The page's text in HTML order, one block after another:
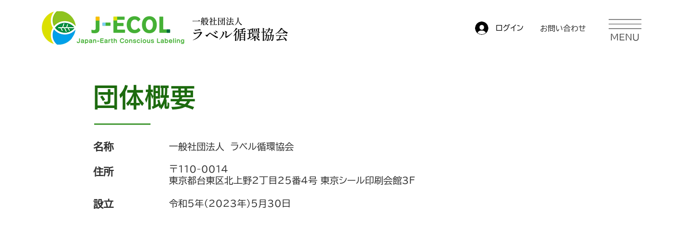
ログイン お問い合わせ
MENU
団体概要
名称 一般社団法人 ラベル循環協会
​住所
〒110-0014
東京都台東区北上野2丁目25番4号 東京シール印刷会館3F
設立 令和5年（2023年）5月30日